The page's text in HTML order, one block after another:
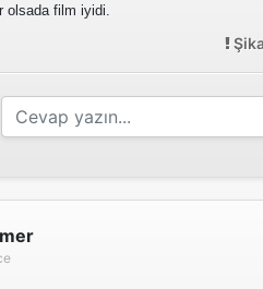
olsada film iyidi.